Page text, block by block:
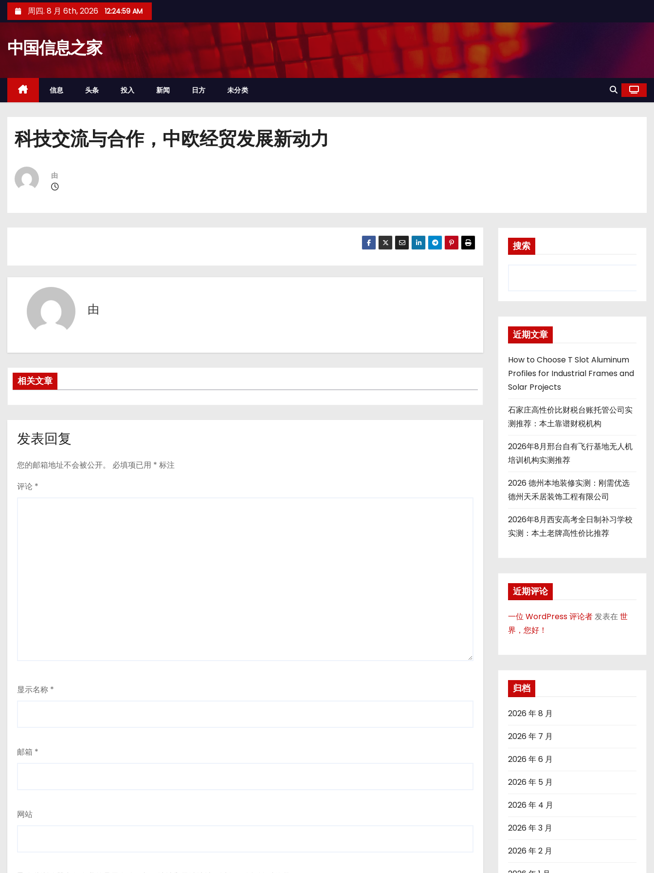
至
周四. 8 月 6th, 2026 12:25:00 AM
中国信息之家
信息 头条 投入 新闻 日方 未分类
科技交流与合作，中欧经贸发展新动力
由
由
相关文章
发表回复
您的邮箱地址不会被公开。 必填项已用 * 标注
评论 *
显示名称 *
邮箱 *
网站
搜索
近期文章
How to Choose T Slot Aluminum
Profiles for Industrial Frames and
Solar Projects
石家庄高性价比财税台账托管公司实
测推荐：本土靠谱财税机构
2026年8月邢台自有飞行基地无人机
培训机构实测推荐
2026 德州本地装修实测：刚需优选
德州天禾居装饰工程有限公司
2026年8月西安高考全日制补习学校
实测：本土老牌高性价比推荐
近期评论
一位 WordPress 评论者发表在世
界，您好！
归档
2026 年 8 月
2026 年 7 月
2026 年 6 月
2026 年 5 月
2026 年 4 月
2026 年 3 月
2026 年 2 月